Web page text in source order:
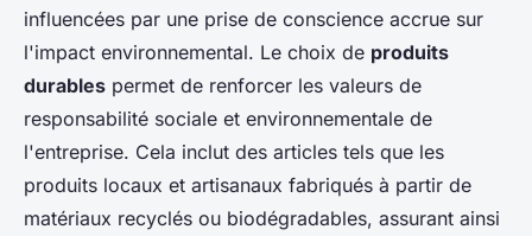
influencées par une prise de conscience accrue sur
l'impact environnemental. Le choix de produits
durables permet de renforcer les valeurs de
responsabilité sociale et environnementale de
l'entreprise. Cela inclut des articles tels que les
produits locaux et artisanaux fabriqués à partir de
matériaux recyclés ou biodégradables, assurant ainsi